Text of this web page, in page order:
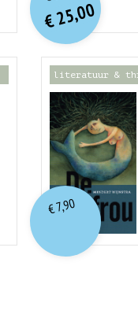
was:
€ 250,00.
€25,00
is:
€ 25,00.
literatuur &
€7,90